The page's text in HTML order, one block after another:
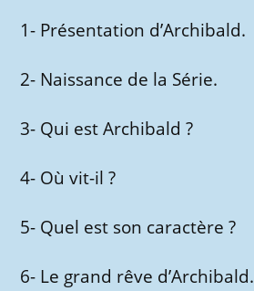
1- Présentation d’Archibald.
2- Naissance de la Série.
3- Qui est Archibald ?
4- Où vit-il ?
5- Quel est son caractère ?
6- Le grand rêve d’Archibald.